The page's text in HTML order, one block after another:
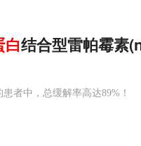
白结合型雷帕霉素
者中，总缓解率高达89%！